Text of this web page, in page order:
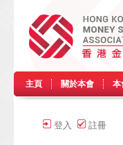
主頁 關於本會 本
登入 註冊